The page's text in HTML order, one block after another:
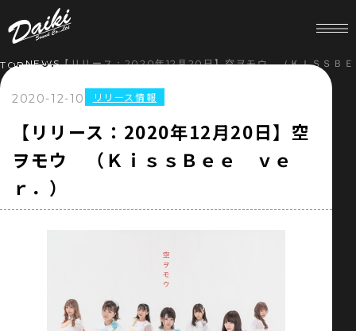
HOME
NEWS
RECRUIT
TOPNEWS【リリース：2020年12月20日】空ヲモウ （ＫＩＳＳＢ
2020-12-10 リリース情報
【リリース：2020年12月20日】空
ヲモウ （ＫｉｓｓＢｅｅ ｖｅ
ｒ．）